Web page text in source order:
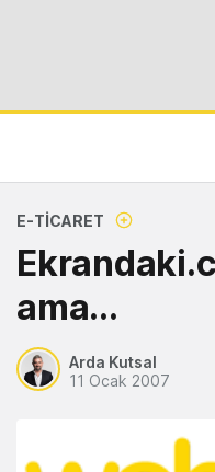
E-TICARET
ama...
Arda Kutsal
11 Ocak 2007